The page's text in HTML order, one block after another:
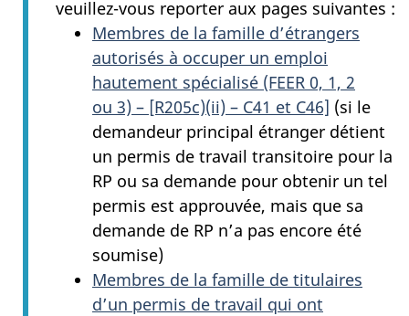
veuillez-vous reporter aux pages suivantes :
Membres de la famille d’étrangers
autorisés à occuper un emploi
hautement spécialisé (FEER 0, 1, 2
ou 3) – [R205c)(ii) – C41 et C46] (si le
demandeur principal étranger détient
un permis de travail transitoire pour la
RP ou sa demande pour obtenir un tel
permis est approuvée, mais que sa
demande de RP n’a pas encore été
soumise)
Membres de la famille de titulaires
d’un permis de travail qui ont